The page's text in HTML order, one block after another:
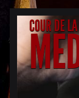
COUR DE